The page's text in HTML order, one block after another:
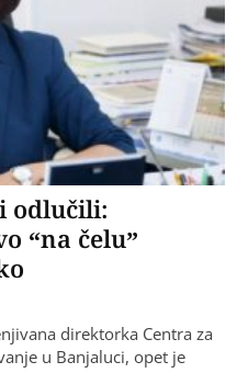
odlučili:
“na čelu”
direktorka Centra za
u Banjaluci, opet je